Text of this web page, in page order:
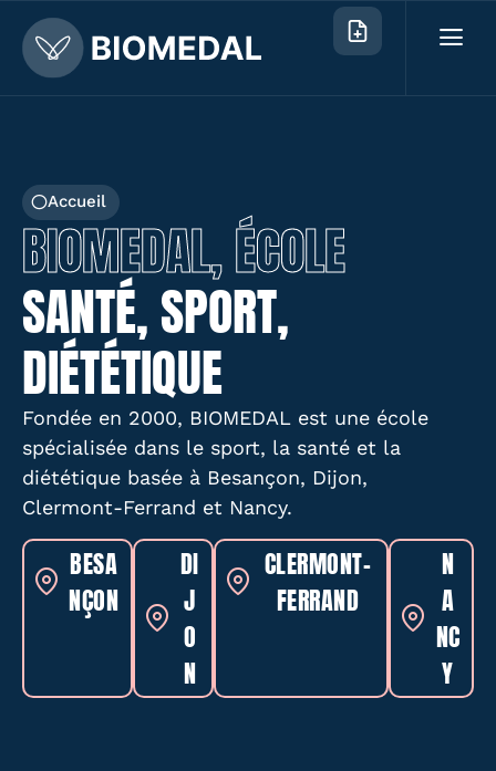
Accueil
BIOMEDAL, ÉCOLE
SANTÉ, SPORT,
DIÉTÉTIQUE
Fondée en 2000, BIOMEDAL est une école
spécialisée dans le sport, la santé et la
diététique basée à Besançon, Dijon,
Clermont-Ferrand et Nancy.
BESA
NÇON
DI
J
O
N
CLERMONT-
FERRAND
N
A
NC
Y